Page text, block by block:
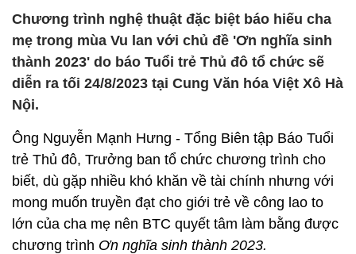
Chương trình nghệ thuật đặc biệt báo hiếu cha
mẹ trong mùa Vu lan với chủ đề 'Ơn nghĩa sinh
thành 2023' do báo Tuổi trẻ Thủ đô tổ chức sẽ
diễn ra tối 24/8/2023 tại Cung Văn hóa Việt Xô Hà
Nội.
Ông Nguyễn Mạnh Hưng - Tổng Biên tập Báo Tuổi
trẻ Thủ đô, Trưởng ban tổ chức chương trình cho
biết, dù gặp nhiều khó khăn về tài chính nhưng với
mong muốn truyền đạt cho giới trẻ về công lao to
lớn của cha mẹ nên BTC quyết tâm làm bằng được
chương trình Ơn nghĩa sinh thành 2023.